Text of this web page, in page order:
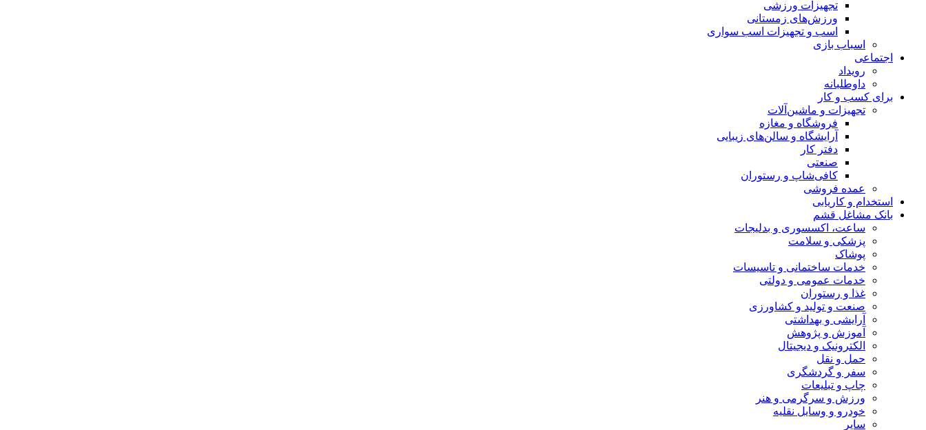
تجهیزات ورزشی
ورزش‌های زمستانی
اسب و تجهیزات اسب سواری
اسباب‌ بازی
اجتماعی
رویداد
داوطلبانه
برای کسب و کار
تجهیزات و ماشین‌آلات
فروشگاه و مغازه
آرایشگاه و سالن‌های زیبایی
دفتر کار
صنعتی
کافی‌شاپ و رستوران
عمده فروشی
استخدام و کاریابی
بانک مشاغل قشم
ساعت، اکسسوری و بدلیجات
پزشکی و سلامت
پوشاک
خدمات ساختمانی و تاسیسات
خدمات عمومی و دولتی
غذا و رستوران
صنعت و تولید و کشاورزی
آرایشی و بهداشتی
آموزش و پژوهش
الکترونیک و دیجیتال
حمل و نقل
سفر و گردشگری
چاپ و تبلیعات
ورزش و سرگرمی و هنر
خودرو و وسایل نقلیه
سایر